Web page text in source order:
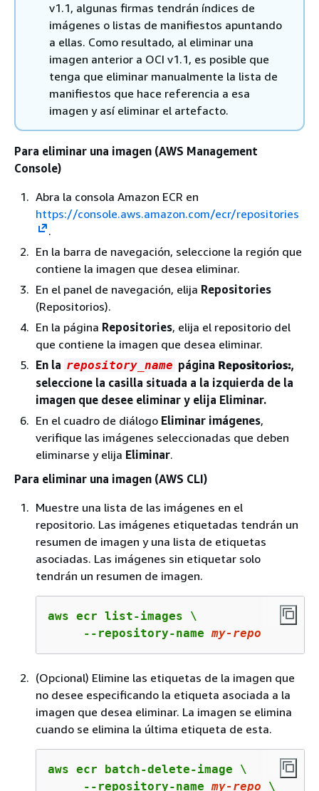
v1.1, algunas firmas tendrán índices de
imágenes o listas de manifiestos apuntando
a ellas. Como resultado, al eliminar una
imagen anterior a OCI v1.1, es posible que
tenga que eliminar manualmente la lista de
manifiestos que hace referencia a esa
imagen y así eliminar el artefacto.
Para eliminar una imagen (AWS Management
Console)
Abra la consola Amazon ECR en
https://console.aws.amazon.com/ecr/repositories
.
En la barra de navegación, seleccione la región que
contiene la imagen que desea eliminar.
En el panel de navegación, elija Repositories
(Repositorios).
En la página Repositories, elija el repositorio del
que contiene la imagen que desea eliminar.
En la repository_name página Repositorios:,
seleccione la casilla situada a la izquierda de la
imagen que desee eliminar y elija Eliminar.
En el cuadro de diálogo Eliminar imágenes,
verifique las imágenes seleccionadas que deben
eliminarse y elija Eliminar.
Para eliminar una imagen (AWS CLI)
Muestre una lista de las imágenes en el
repositorio. Las imágenes etiquetadas tendrán un
resumen de imagen y una lista de etiquetas
asociadas. Las imágenes sin etiquetar solo
tendrán un resumen de imagen.
aws ecr list-images \
     --repository-name
my-repo
(Opcional) Elimine las etiquetas de la imagen que
no desee especificando la etiqueta asociada a la
imagen que desea eliminar. La imagen se elimina
cuando se elimina la última etiqueta de esta.
aws ecr batch-delete-image \
     --repository-name
my-repo \